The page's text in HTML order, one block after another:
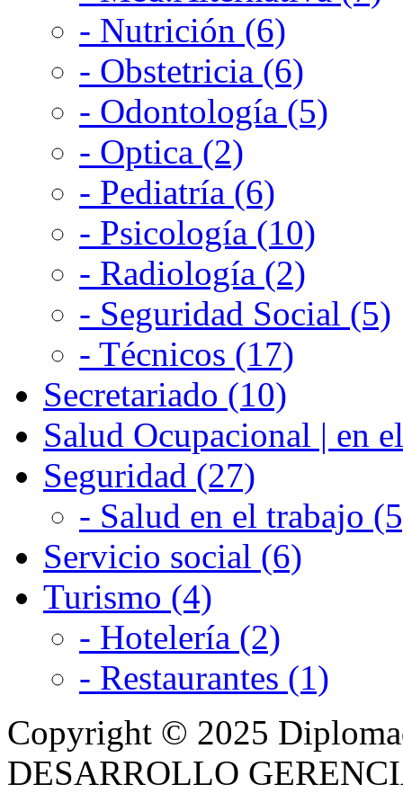
- Nutrición (6)
- Obstetricia (6)
- Odontología (5)
- Optica (2)
- Pediatría (6)
- Psicología (10)
- Radiología (2)
- Seguridad Social (5)
- Técnicos (17)
Secretariado (10)
Salud Ocupacional | en
Seguridad (27)
- Salud en el trabajo
Servicio social (6)
Turismo (4)
- Hotelería (2)
- Restaurantes (1)
Copyright © 2025
DESARROLLO